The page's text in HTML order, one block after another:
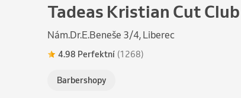
Tadeas Kristian Cut Club
Nám.Dr.E.Beneše 3/4, Liberec
4.98 Perfektní (1268)
Barbershopy